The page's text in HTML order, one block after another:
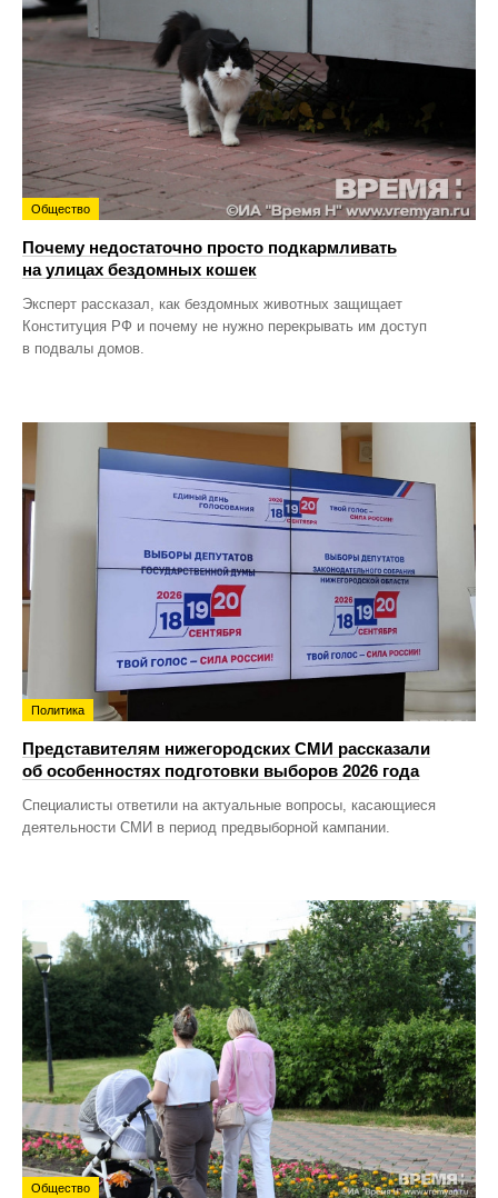
Общество
Почему недостаточно просто подкармливать
на улицах бездомных кошек
Эксперт рассказал, как бездомных животных защищает
Конституция РФ и почему не нужно перекрывать им доступ
в подвалы домов.
Политика
Представителям нижегородских СМИ рассказали
об особенностях подготовки выборов 2026 года
Специалисты ответили на актуальные вопросы, касающиеся
деятельности СМИ в период предвыборной кампании.
Общество